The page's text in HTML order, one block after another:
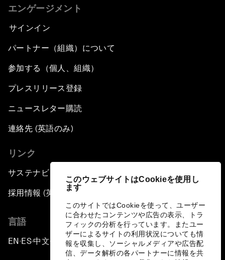
このウェブサイトはCookieを使用し
ます
このサイトではCookieを使って、ユーザー
に合わせたコンテンツや広告の表示、トラ
フィックの分析を行っています。またユー
ザーによるサイトの利用状況についても情
報を収集し、ソーシャルメディアや広告配
信、データ解析の各パートナーに情報を共
エンゲージメント
サインイン
パートナー（組織）について
参加する（個人、組織）
プレスリリース登録
ニュースレター購読
連絡先 (英語のみ)
リンク
サステナビリティへの取り組み
採用情報 (英語のみ)
言語
EN ▪ES▪中文▪ 日本語